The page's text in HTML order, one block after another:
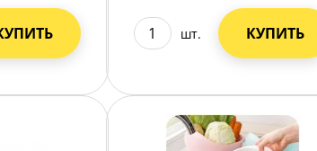
шт. КУПИТЬ